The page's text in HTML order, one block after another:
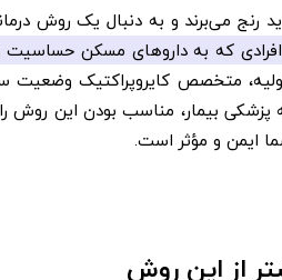
رنج می‌برند و به دنبال یک روش
که به داروهای مسکن حساسیت
متخصص کایروپراکتیک وضعیت
بیمار، مناسب بودن این روش
ایمن و مؤثر است.
از این روش